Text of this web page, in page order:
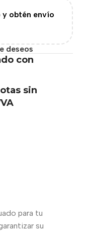
y obtén envío
deseos
con
sin
para tu
su